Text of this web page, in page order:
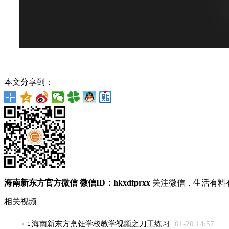
本文分享到：
海南新东方官方微信 微信ID：hkxdfprxx 关注微信，生活有料
相关视频
• 海南新东方烹饪学校教学视频之刀工练习 01-20 14:57